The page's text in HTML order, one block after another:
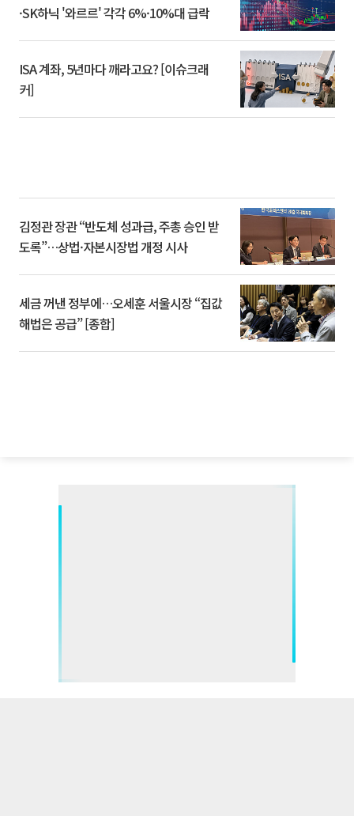
·SK하닉 '와르르' 각각 6%·10%대 급락
ISA 계좌, 5년마다 깨라고요? [이슈크래
커]
김정관 장관 “반도체 성과급, 주총 승인 받
도록”…상법·자본시장법 개정 시사
세금 꺼낸 정부에…오세훈 서울시장 “집값
해법은 공급” [종합]